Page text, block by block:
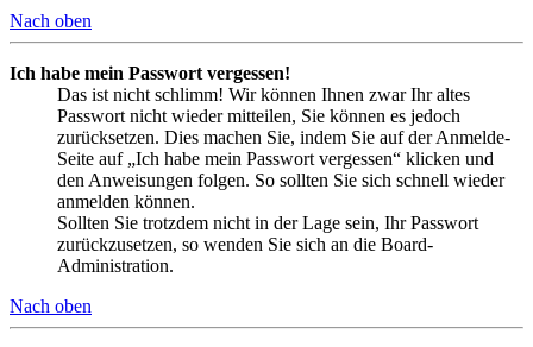
Nach oben
Ich habe mein Passwort vergessen!
Das ist nicht schlimm! Wir können Ihnen zwar Ihr altes
Passwort nicht wieder mitteilen, Sie können es jedoch
zurücksetzen. Dies machen Sie, indem Sie auf der Anmelde-
Seite auf „Ich habe mein Passwort vergessen“ klicken und
den Anweisungen folgen. So sollten Sie sich schnell wieder
anmelden können.
Sollten Sie trotzdem nicht in der Lage sein, Ihr Passwort
zurückzusetzen, so wenden Sie sich an die Board-
Administration.
Nach oben